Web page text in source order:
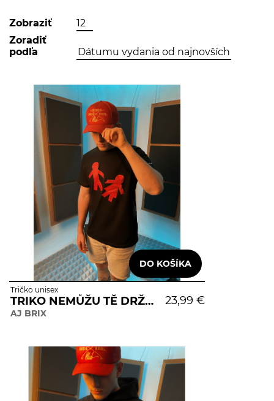
Zobraziť
Zoradiť
podľa
23,99 €
Tričko unisex
TRIKO NEMŮŽU TĚ DRŽET ZA RUKU
AJ BRIX